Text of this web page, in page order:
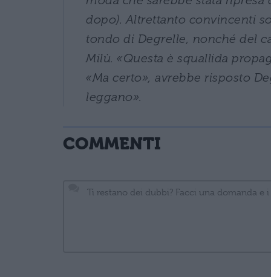
dopo). Altrettanto convincenti
tondo di Degrelle, nonché del
Milù. «Questa è squallida
«Ma certo», avrebbe risposto
leggano».
COMMENTI